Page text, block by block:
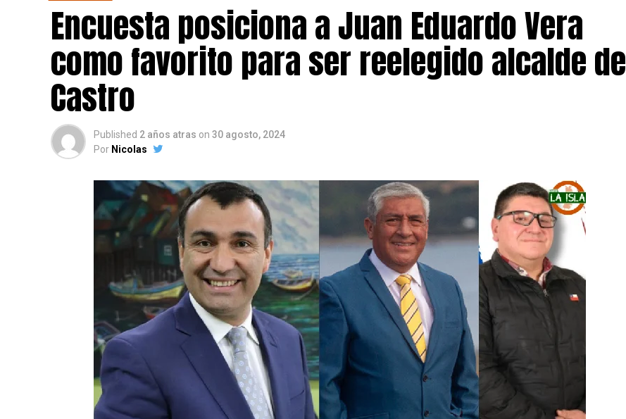
Encuesta posiciona a Juan Eduardo Vera
como favorito para ser reelegido alcalde de
Castro
Published 2 años atras on 30 agosto, 2024
Por Nicolas